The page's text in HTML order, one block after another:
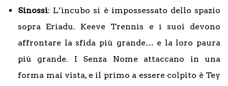
Sinossi: L’incubo si è impossessato dello spazio
sopra Eriadu. Keeve Trennis e i suoi devono
affrontare la sfida più grande… e la loro paura
più grande. I Senza Nome attaccano in una
forma mai vista, e il primo a essere colpito è Tey